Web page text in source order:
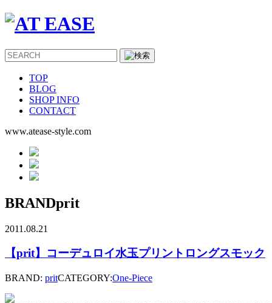
TOP
BLOG
SHOP INFO
CONTACT
www.atease-style.com
BRANDprit
2011.08.21
【prit】コーデュロイ水玉プリントロングスモック
BRAND: pritCATEGORY:One-Piece